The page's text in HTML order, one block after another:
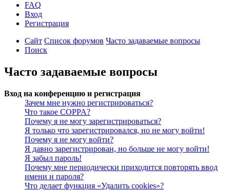
FAQ
Вход
Регистрация
Сайт Список форумов Часто задаваемые вопросы
Поиск
Часто задаваемые вопросы
Вход на конференцию и регистрация
Зачем мне нужно регистрироваться?
Что такое COPPA?
Почему я не могу зарегистрироваться?
Я только что зарегистрировался, но не могу войти!
Почему я не могу войти?
Я давно зарегистрирован, но больше не могу войти!
Я забыл пароль!
Почему мне периодически приходится повторять ввод
имени и пароля?
Что делает функция «Удалить cookies»?